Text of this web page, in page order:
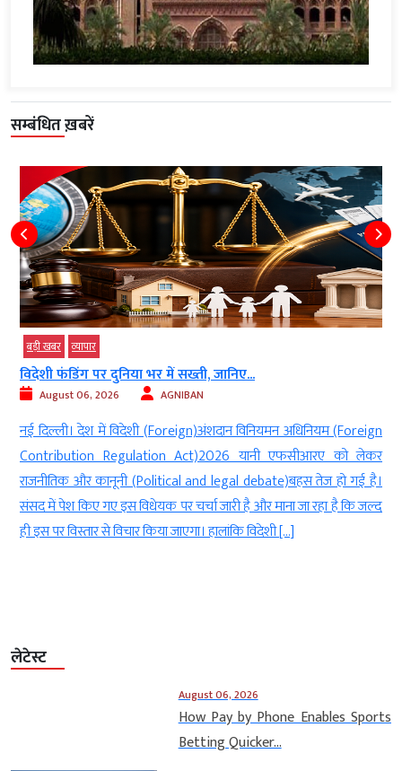
सम्बंधित ख़बरें
बड़ी खबर व्‍यापार
विदेशी फंडिंग पर दुनिया भर में सख्ती, जानिए...
August 06, 2026 AGNIBAN
नई दिल्ली। देश में विदेशी (Foreign)अंशदान विनियमन अधिनियम (Foreign
Contribution Regulation Act)2026 यानी एफसीआरए को लेकर
राजनीतिक और कानूनी (Political and legal debate)बहस तेज हो गई है।
संसद में पेश किए गए इस विधेयक पर चर्चा जारी है और माना जा रहा है कि जल्द
ही इस पर विस्तार से विचार किया जाएगा। हालांकि विदेशी […]
लेटेस्ट
August 06, 2026
How Pay by Phone Enables Sports
Betting Quicker...